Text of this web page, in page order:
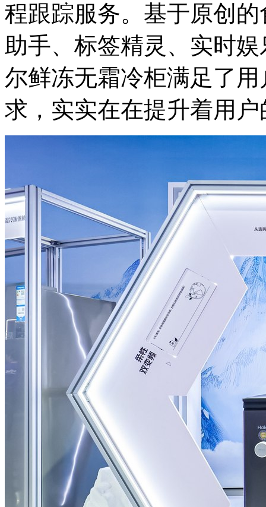
程跟踪服务。基于原创
助手、标签精灵、实时
尔鲜冻无霜冷柜满足了
求，实实在在提升着用